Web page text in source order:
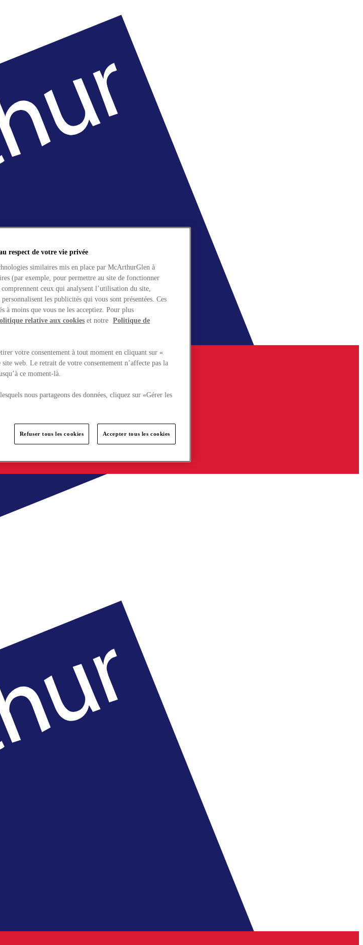
respect de votre vie privée
similaires mis en place par McArthurGlen à
(par exemple, pour permettre au site de fonctionner
ceux qui analysent l’utilisation du site,
les publicités qui vous sont présentées. Ces
à moins que vous ne les acceptiez. Pour plus
relative aux cookies et notre Politique de
votre consentement à tout moment en cliquant sur «
web. Le retrait de votre consentement n’affecte pas la
ce moment-là.
nous partageons des données, cliquez sur «Gérer les
Refuser tous les cookies Accepter tous les cookies